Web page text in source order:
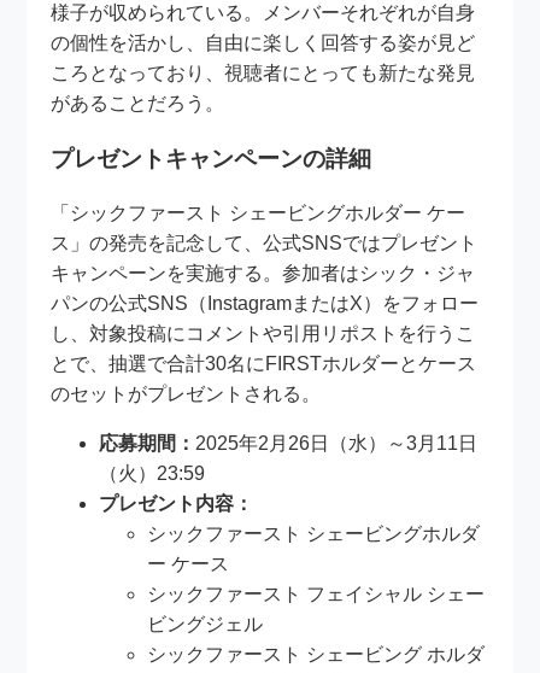
様子が収められている。メンバーそれぞれが自身
の個性を活かし、自由に楽しく回答する姿が見ど
ころとなっており、視聴者にとっても新たな発見
があることだろう。
プレゼントキャンペーンの詳細
「シックファースト シェービングホルダー ケー
ス」の発売を記念して、公式SNSではプレゼント
キャンペーンを実施する。参加者はシック・ジャ
パンの公式SNS（InstagramまたはX）をフォロー
し、対象投稿にコメントや引用リポストを行うこ
とで、抽選で合計30名にFIRSTホルダーとケース
のセットがプレゼントされる。
応募期間： 2025年2月26日（水）～3月11日
（火）23:59
プレゼント内容：
シックファースト シェービングホルダ
ー ケース
シックファースト フェイシャル シェー
ビングジェル
シックファースト シェービング ホルダ